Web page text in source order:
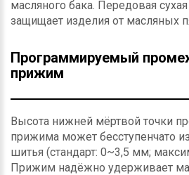
масляного бака. Передовая
защищает изделия от масляных
Программируемый
прижим
Высота нижней мёртвой точки
прижима может бесступенчато
шитья (стандарт: 0~3,5 мм;
Прижим надёжно удерживает